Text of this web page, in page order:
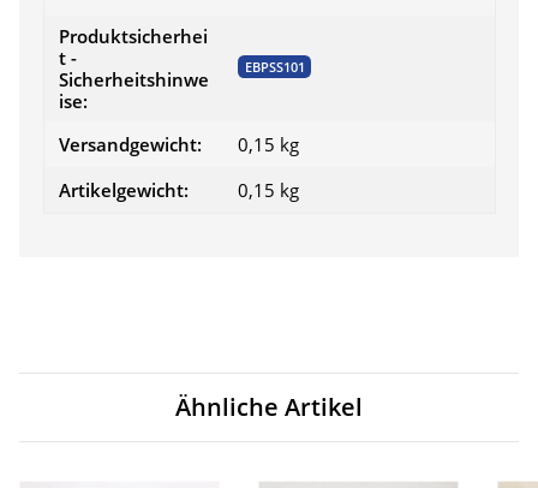
Produktsicherhei
t -
Sicherheitshinwe
ise:
EBPSS101
Versandgewicht:
0,15 kg
Artikelgewicht:
0,15 kg
Ähnliche Artikel